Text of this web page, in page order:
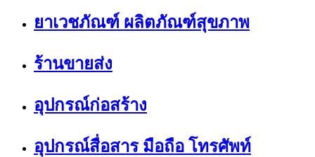
ยาเวชภัณฑ์ ผลิตภัณฑ์สุขภาพ
ร้านขายส่ง
อุปกรณ์ก่อสร้าง
อุปกรณ์สื่อสาร มือถือ โทรศัพท์